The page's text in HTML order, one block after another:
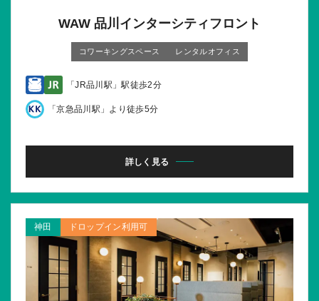
WAW 品川インターシティフロント
コワーキングスペース レンタルオフィス
「JR品川駅」駅徒歩2分
「京急品川駅」より徒歩5分
詳しく見る
神田 ドロップイン利用可